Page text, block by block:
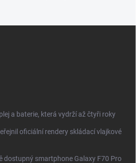
a baterie, která vydrží až čtyři roky
oficiální rendery skládací vlajkové
dostupný smartphone Galaxy F70 Pro